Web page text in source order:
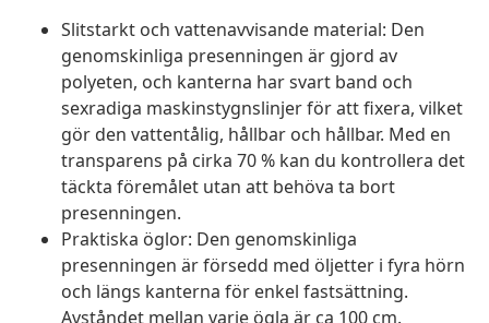
Slitstarkt och vattenavvisande material: Den
genomskinliga presenningen är gjord av
polyeten, och kanterna har svart band och
sexradiga maskinstygnslinjer för att fixera, vilket
gör den vattentålig, hållbar och hållbar. Med en
transparens på cirka 70 % kan du kontrollera det
täckta föremålet utan att behöva ta bort
presenningen.
Praktiska öglor: Den genomskinliga
presenningen är försedd med öljetter i fyra hörn
och längs kanterna för enkel fastsättning.
Avståndet mellan varje ögla är ca 100 cm.